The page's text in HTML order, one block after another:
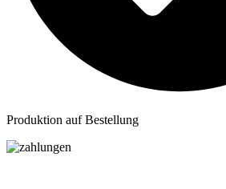
Produktion auf Bestellung